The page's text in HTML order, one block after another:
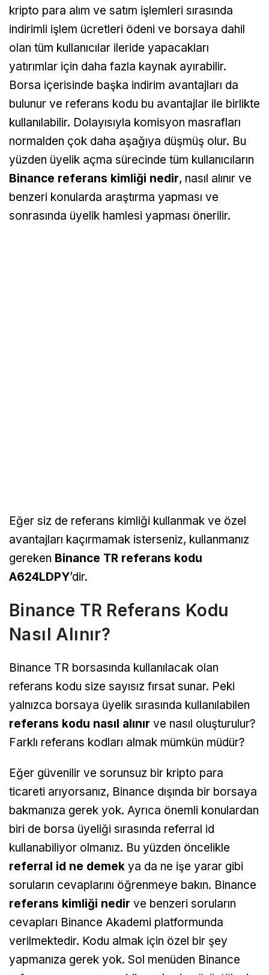
kripto para alım ve satım işlemleri sırasında
indirimli işlem ücretleri ödeni ve borsaya dahil
olan tüm kullanıcılar ileride yapacakları
yatırımlar için daha fazla kaynak ayırabilir.
Borsa içerisinde başka indirim avantajları da
bulunur ve referans kodu bu avantajlar ile birlikte
kullanılabilir. Dolayısıyla komisyon masrafları
normalden çok daha aşağıya düşmüş olur. Bu
yüzden üyelik açma sürecinde tüm kullanıcıların
Binance referans kimliği nedir, nasıl alınır ve
benzeri konularda araştırma yapması ve
sonrasında üyelik hamlesi yapması önerilir.
Eğer siz de referans kimliği kullanmak ve özel
avantajları kaçırmamak isterseniz, kullanmanız
gereken Binance TR referans kodu
A624LDPY’dir.
Binance TR Referans Kodu
Nasıl Alınır?
Binance TR borsasında kullanılacak olan
referans kodu size sayısız fırsat sunar. Peki
yalnızca borsaya üyelik sırasında kullanılabilen
referans kodu nasıl alınır ve nasıl oluşturulur?
Farklı referans kodları almak mümkün müdür?
Eğer güvenilir ve sorunsuz bir kripto para
ticareti arıyorsanız, Binance dışında bir borsaya
bakmanıza gerek yok. Ayrıca önemli konulardan
biri de borsa üyeliği sırasında referral id
kullanabiliyor olmanız. Bu yüzden öncelikle
referral id ne demek ya da ne işe yarar gibi
soruların cevaplarını öğrenmeye bakın. Binance
referans kimliği nedir ve benzeri soruların
cevapları Binance Akademi platformunda
verilmektedir. Kodu almak için özel bir şey
yapmanıza gerek yok. Sol menüden Binance